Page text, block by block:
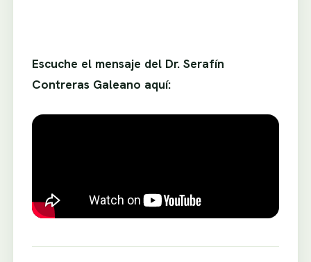
Escuche el mensaje del Dr. Serafín
Contreras Galeano aquí: